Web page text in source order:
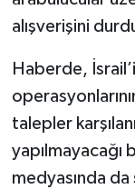
alışverişini
Haberde,
talepler
medyasında da